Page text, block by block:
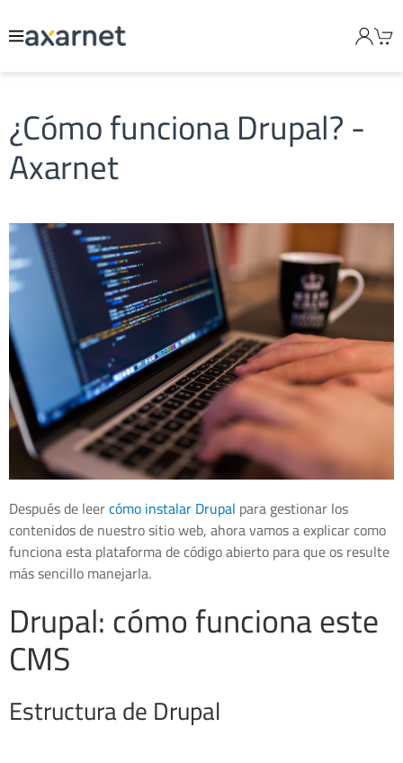
¿Cómo funciona Drupal? -
Axarnet
Después de leercómo instalar Drupal para gestionar los
contenidos de nuestro sitio web, ahora vamos a explicar como
funciona esta plataforma de código abierto para que os resulte
más sencillo manejarla.
Drupal: cómo funciona este
CMS
Estructura de Drupal